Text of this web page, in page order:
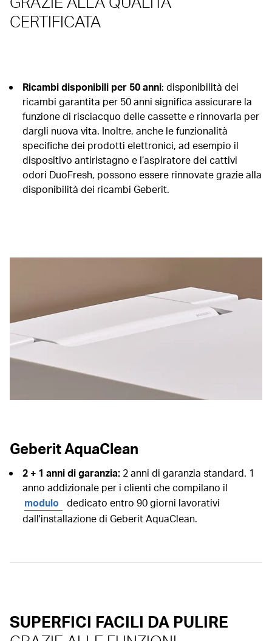
CERTIFICATA
Ricambi disponibili per 50 anni: disponibilità dei
ricambi garantita per 50 anni significa assicurare la
funzione di risciacquo delle cassette e rinnovarla per
dargli nuova vita. Inoltre, anche le funzionalità
specifiche dei prodotti elettronici, ad esempio il
dispositivo antiristagno e l’aspiratore dei cattivi
odori DuoFresh, possono essere rinnovate grazie alla
disponibilità dei ricambi Geberit.
Geberit AquaClean
2 + 1 anni di garanzia: 2 anni di garanzia standard. 1
anno addizionale per i clienti che compilano il
modulo
dedicato entro 90 giorni lavorativi
dall'installazione di Geberit AquaClean.
SUPERFICI FACILI DA PULIRE